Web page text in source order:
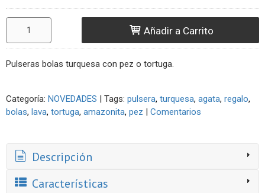
Añadir a Carrito
Pulseras bolas turquesa con pez o tortuga.
Categoría: NOVEDADES | Tags: pulsera turquesa agata regalo
bolas lava tortuga amazonita pez | Comentarios
Descripción
Características